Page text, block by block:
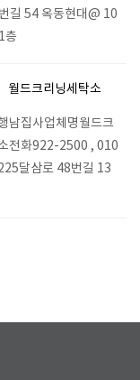
길 54 옥동현대@ 10
층
월드크리닝세탁소
남집사업체명월드크
전화922-2500 , 010
달삼로 48번길 13